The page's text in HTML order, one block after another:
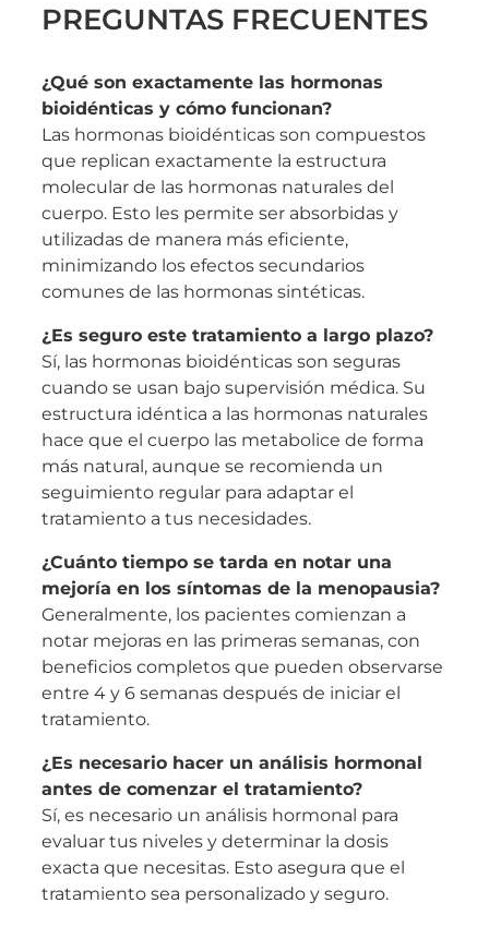
PREGUNTAS FRECUENTES
¿Qué son exactamente las hormonas
bioidénticas y cómo funcionan?
Las hormonas bioidénticas son compuestos
que replican exactamente la estructura
molecular de las hormonas naturales del
cuerpo. Esto les permite ser absorbidas y
utilizadas de manera más eficiente,
minimizando los efectos secundarios
comunes de las hormonas sintéticas.
¿Es seguro este tratamiento a largo plazo?
Sí, las hormonas bioidénticas son seguras
cuando se usan bajo supervisión médica. Su
estructura idéntica a las hormonas naturales
hace que el cuerpo las metabolice de forma
más natural, aunque se recomienda un
seguimiento regular para adaptar el
tratamiento a tus necesidades.
¿Cuánto tiempo se tarda en notar una
mejoría en los síntomas de la menopausia?
Generalmente, los pacientes comienzan a
notar mejoras en las primeras semanas, con
beneficios completos que pueden observarse
entre 4 y 6 semanas después de iniciar el
tratamiento.
¿Es necesario hacer un análisis hormonal
antes de comenzar el tratamiento?
Sí, es necesario un análisis hormonal para
evaluar tus niveles y determinar la dosis
exacta que necesitas. Esto asegura que el
tratamiento sea personalizado y seguro.